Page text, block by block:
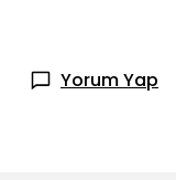
Yorum Yap